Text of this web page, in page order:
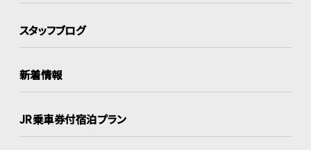
スタッフブログ
新着情報
JR乗車券付宿泊プラン